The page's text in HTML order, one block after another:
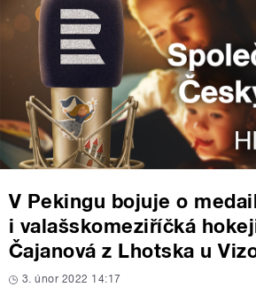
V Pekingu bojuje o
i valašskomeziříčká
Čajanová z Lhotska u
3. únor 2022 14:17